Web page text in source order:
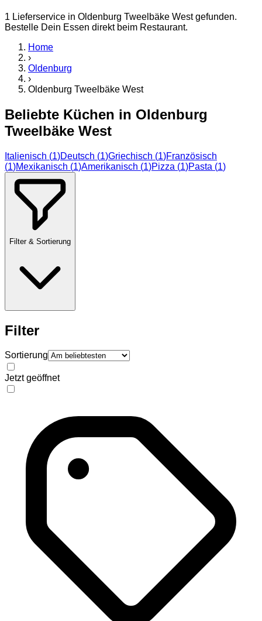
1 Lieferservice in Oldenburg Tweelbäke Westgefunden.
Bestelle Dein Essen direkt beim Restaurant.
Home
›
Oldenburg
›
Oldenburg Tweelbäke West
Beliebte Küchen in Oldenburg
Tweelbäke West
Italienisch (1)Deutsch (1)Griechisch (1)Französisch
(1)Mexikanisch (1)Amerikanisch (1)Pizza (1)Pasta (1)
Filter & Sortierung
Filter
Sortierung
Jetzt geöffnet